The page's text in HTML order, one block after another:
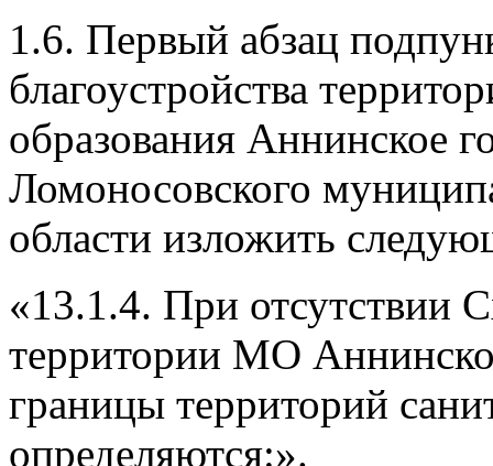
1.6. Первый абзац
благоустройства
образования Аннинское
Ломоносовского
области изложить
«13.1.4. При отсутствии
территории МО
границы территорий
определяются:».